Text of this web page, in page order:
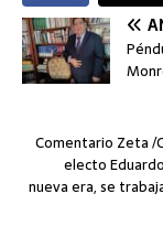
Comentario Zeta /
electo
nueva era, se